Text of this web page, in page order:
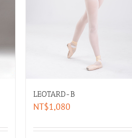
LEOTARD-B
NT$1,080